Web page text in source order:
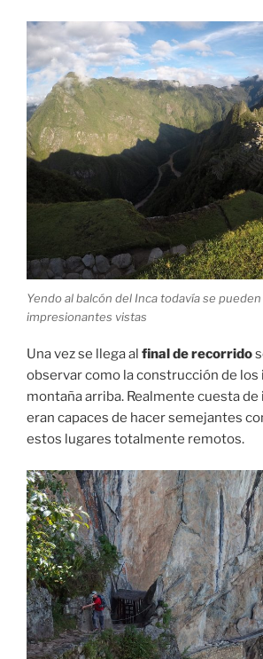
Yendo al balcón del Inca todavía se
impresionantes vistas
Una vez se llega al final de recorrido
observar como la construcción de los
montaña arriba. Realmente cuesta
eran capaces de hacer semejantes
estos lugares totalmente remotos.